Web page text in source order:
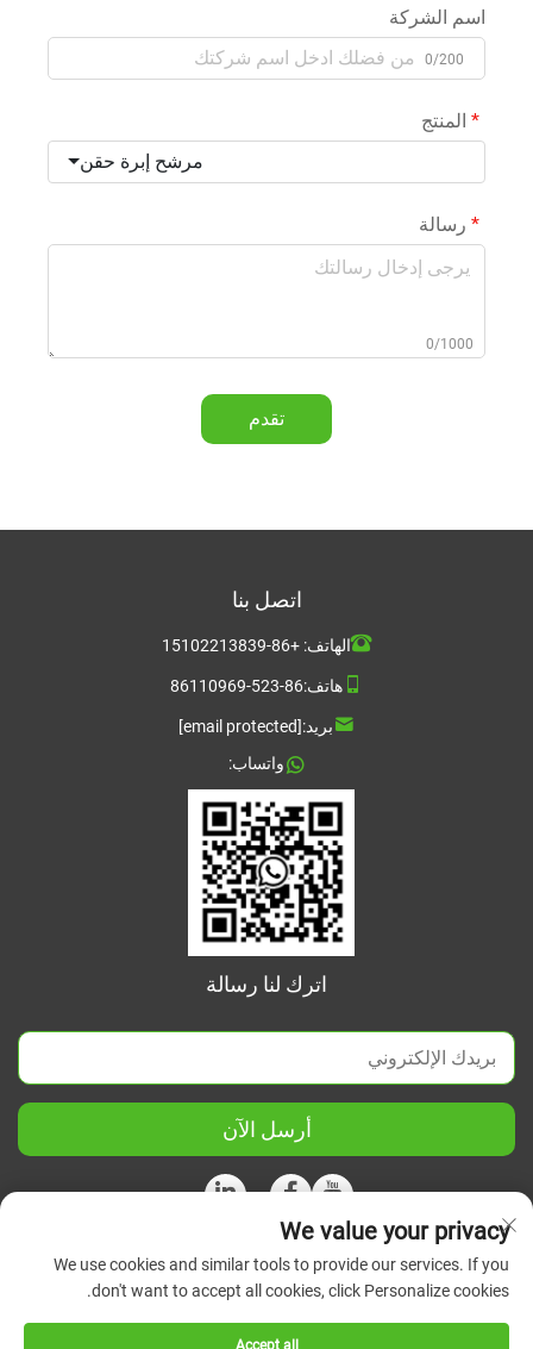
اسم الشركة
0/200
المنتج
مرشح إبرة حقن
رسالة
0/1000
تقدم
اتصل بنا
الهاتف:+86-15102213839
هاتف:86-523-86110969
بريد:[email protected]
واتساب:
اترك لنا رسالة
أرسل الآن
حقوق الطبع والنشر © 2026 شركة جيانغسو الصينية المتحدة للعلوم
والأجهزة الدقيقة المحدودة. جميع الحقوق محفوظة.
الخصوصية
We value your privacy
We use cookies and similar tools to provide our services. If you
don't want to accept all cookies, click Personalize cookies.
Accept all